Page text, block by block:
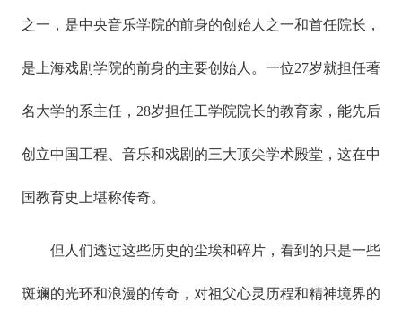
之一，是中央音乐学院的前身的创始人之一和首任院长，
是上海戏剧学院的前身的主要创始人。一位27岁就担任著
名大学的系主任，28岁担任工学院院长的教育家，能先后
创立中国工程、音乐和戏剧的三大顶尖学术殿堂，这在中
国教育史上堪称传奇。
但人们透过这些历史的尘埃和碎片，看到的只是一些
斑斓的光环和浪漫的传奇，对祖父心灵历程和精神境界的